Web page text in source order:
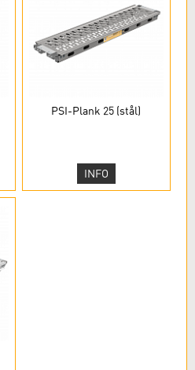
PSI-Plank 25 (stål)
INFO